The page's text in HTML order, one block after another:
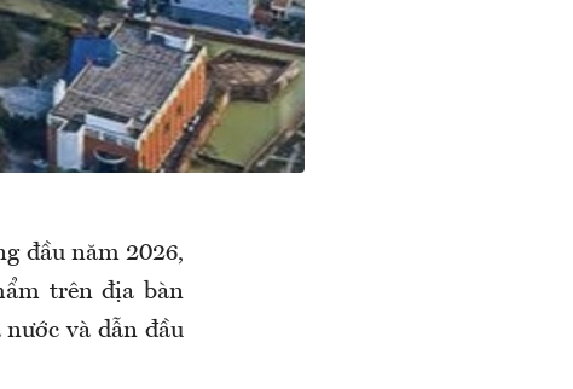
đầu năm 2026,
trên địa bàn
và dẫn đầu